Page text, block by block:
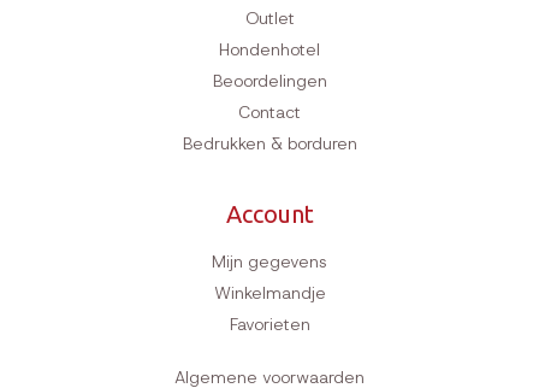
Outlet
Hondenhotel
Beoordelingen
Contact
Bedrukken & borduren
Account
Mijn gegevens
Winkelmandje
Favorieten
Algemene voorwaarden